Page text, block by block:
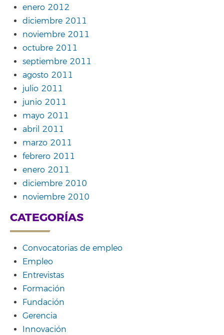
enero 2012
diciembre 2011
noviembre 2011
octubre 2011
septiembre 2011
agosto 2011
julio 2011
junio 2011
mayo 2011
abril 2011
marzo 2011
febrero 2011
enero 2011
diciembre 2010
noviembre 2010
CATEGORÍAS
Convocatorias de empleo
Empleo
Entrevistas
Formación
Fundación
Gerencia
Innovación